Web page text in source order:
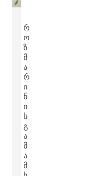
Რ
Ო
Ზ
Მ
Ა
Რ
Ი
Ნ
Ი
Ს
Გ
Ა
Მ
Ა
Მ